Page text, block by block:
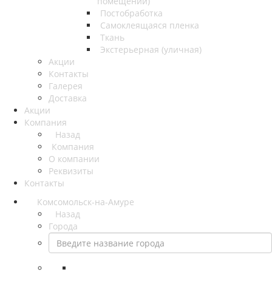
Постобработка
Самоклеящаяся пленка
Ткань
Экстерьерная (уличная)
Акции
Контакты
Галерея
Доставка
Акции
Компания
Назад
Компания
О компании
Реквизиты
Контакты
Комсомольск-на-Амуре
Назад
Города